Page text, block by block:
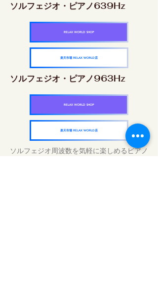
ソルフェジオ・ピアノ639Hz
RELAX WORLD SHOP
楽天市場 RELAX WORLD店
ソルフェジオ・ピアノ963Hz
RELAX WORLD SHOP
楽天市場 RELAX WORLD店
ソルフェジオ周波数を気軽に楽しめるピアノ